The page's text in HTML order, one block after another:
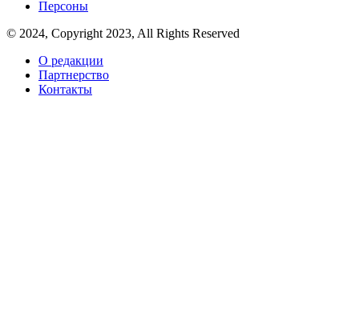
Персоны
© 2024, Copyright 2023, All Rights Reserved
О редакции
Партнерство
Контакты